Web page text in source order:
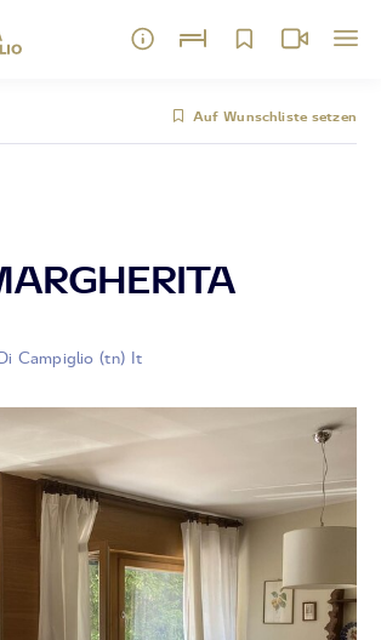
Auf Wunschliste setzen
Campiglio (tn) It